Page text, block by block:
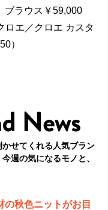
ブラウス￥59,000
ロエ／クロエ カスタ
）
せてくれる人気ブラン
週の気になるモノと、
秋色ニットがお目